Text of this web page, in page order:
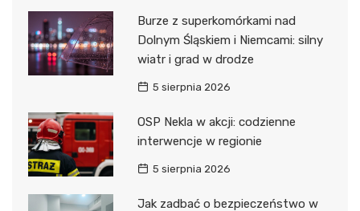
Burze z superkomórkami nad
Dolnym Śląskiem i Niemcami: silny
wiatr i grad w drodze
5 sierpnia 2026
OSP Nekla w akcji: codzienne
interwencje w regionie
5 sierpnia 2026
Jak zadbać o bezpieczeństwo w